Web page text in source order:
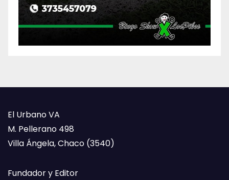
El Urbano VA
M. Pellerano 498
Villa Ángela, Chaco (3540)
Fundador y Editor